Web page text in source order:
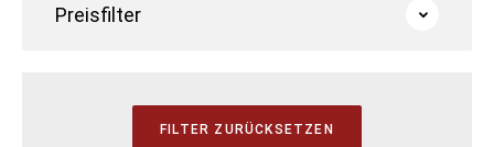
Preisfilter